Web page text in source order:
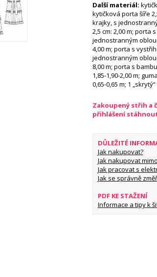
Další materiál:
kytičková porta šíře
krajky, s
2,5 cm: 2,00 m; porta
jednostranným
4,00 m; porta s
jednostranným
8,00 m; porta s
1,85-1,90-2,00 m;
0,65-0,65 m; 1
Zakoupený střih a
přihlášení
DŮLEŽITÉ
Jak nakupovat?
Jak nakupovat
Jak pracovat s
Jak se správně
PDF KE STAŽENÍ
Informace a tipy k